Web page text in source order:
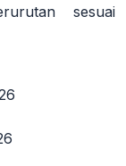
sesuai